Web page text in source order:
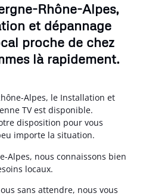
Rhône-Alpes,
et dépannage
proche de chez
là rapidement.
Alpes, le Installation et
TV est disponible.
disposition pour vous
importe la situation.
Alpes, nous connaissons bien
locaux.
sans attendre, nous vous